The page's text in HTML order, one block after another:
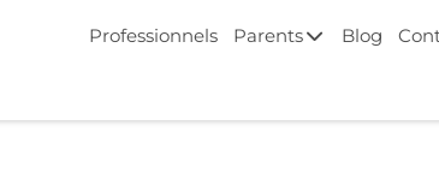
Professionnels Parents Blog